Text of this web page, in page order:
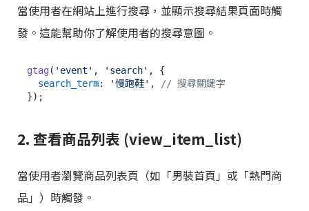
當使用者在網站上進行搜尋，並顯示搜尋結果頁面時觸
發。這能幫助你了解使用者的搜尋意圖。
gtag( 'event' , 'search' , {
search_term: '慢跑鞋' ,
// 搜尋關鍵字
2. 查看商品列表 (view_item_list)
當使用者瀏覽商品列表頁（如「男裝首頁」或「熱門商
品」）時觸發。